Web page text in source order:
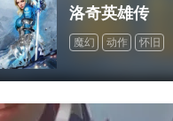
洛奇英雄传
魔幻 动作 怀旧